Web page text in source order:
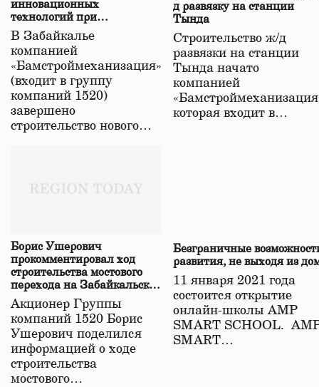
инновационных
технологий при
строительстве нового моста
в Забайкалье
В Забайкалье
компанией
«Бамстроймеханизация»
(входит в группу
компаний 1520)
завершено
строительство нового…
д развязку на станции
Тында
Строительство ж/д
развязки на станции
Тында начато
компанией
которая входит в…
Борис Ушерович
прокомментировал ход
строительства мостового
перехода на Забайкальской
железной дороге
Акционер Группы
компаний 1520 Борис
Ушерович поделился
информацией о ходе
строительства
мостового…
Безграничные
развития, не выходя из
11 января 2021 года
состоится открытие
онлайн-школы АМР
SMART SCHOOL.
SMART…